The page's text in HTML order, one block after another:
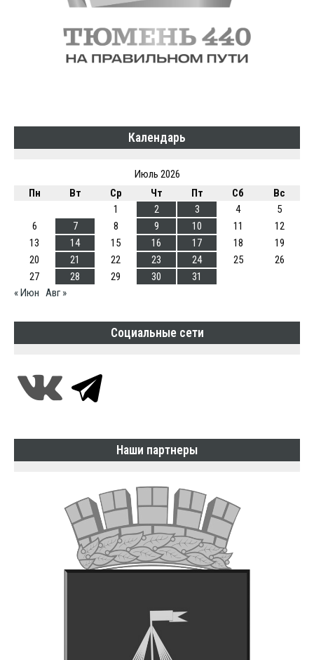
Календарь
Июль 2026
Пн
Вт Ср Чт Пт Сб
Вс
1
2 3 4
5
6
7 8 9 10 11
12
13
14 15 16 17 18
19
20
21 22 23 24 25
26
27
28 29 30
31
« Июн
Авг »
Социальные сети
Наши партнеры